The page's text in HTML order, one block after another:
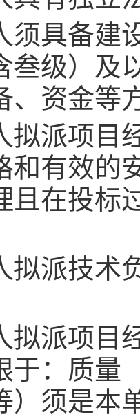
须具备建
叁级）及
、资金等
拟派项目
和有效的
且在投标
拟派技术
拟派项目
于：质
）须是本